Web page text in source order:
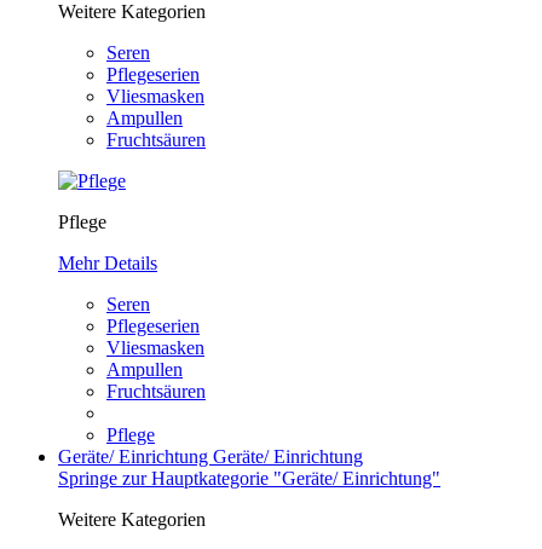
Weitere Kategorien
Seren
Pflegeserien
Vliesmasken
Ampullen
Fruchtsäuren
Pflege
Mehr Details
Seren
Pflegeserien
Vliesmasken
Ampullen
Fruchtsäuren
Pflege
Geräte/ Einrichtung Geräte/ Einrichtung
Springe zur Hauptkategorie "Geräte/ Einrichtung"
Weitere Kategorien